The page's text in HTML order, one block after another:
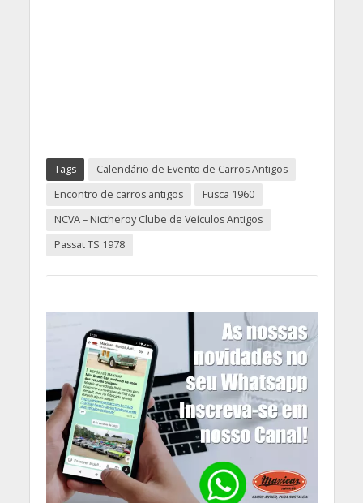
Tags
Calendário de Evento de Carros Antigos
Encontro de carros antigos
Fusca 1960
NCVA – Nictheroy Clube de Veículos Antigos
Passat TS 1978